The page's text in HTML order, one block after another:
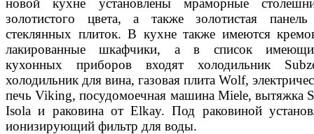
новой кухне установлены мраморные
золотистого цвета, а также золотистая
стеклянных плиток. В кухне также имеются
лакированные шкафчики, а в список
кухонных приборов входят холодильник
холодильник для вина, газовая плита Wolf,
печь Viking, посудомоечная машина Miele, вытяжка
Isola и раковина от Elkay. Под раковиной
ионизирующий фильтр для воды.